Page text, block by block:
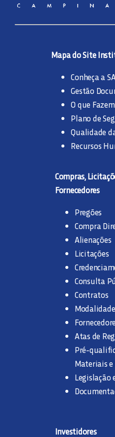
Mapa do Site
Conheça a
Gestão
O que
Plano de
Qualidade
Recursos
Compras,
Fornecedores
Pregões
Compra
Alienações
Licitações
Consulta
Contratos
Atas de
Pré-
Materiais
Legislação
Investidores